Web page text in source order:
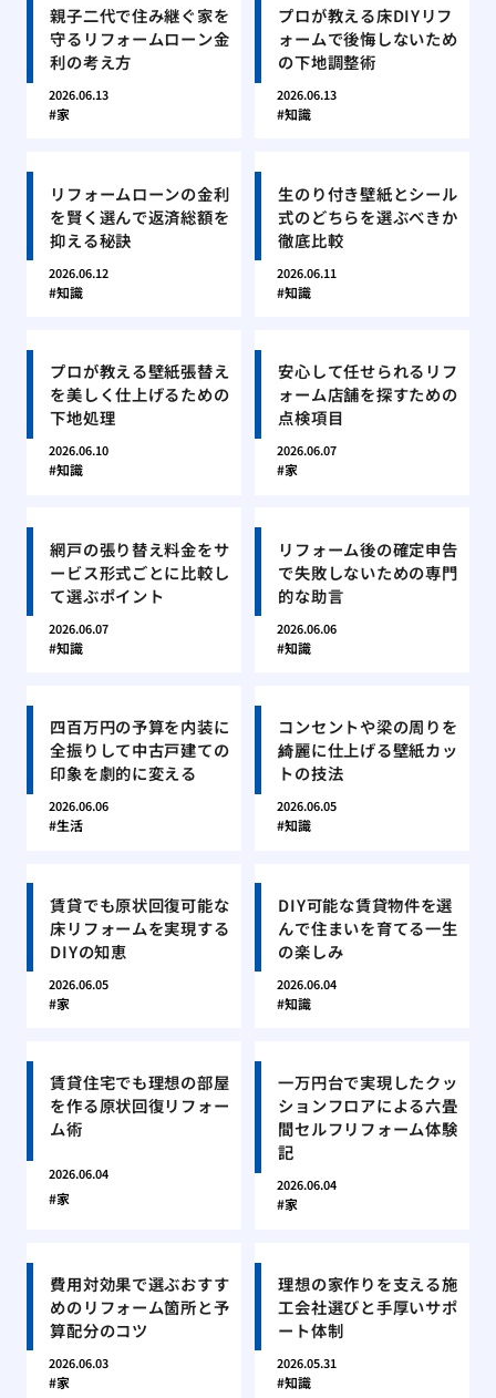
親子二代で住み継ぐ家を
守るリフォームローン金
利の考え方
2026.06.13
家
プロが教える床DIYリフ
ォームで後悔しないため
の下地調整術
2026.06.13
知識
リフォームローンの金利
を賢く選んで返済総額を
抑える秘訣
2026.06.12
知識
生のり付き壁紙とシール
式のどちらを選ぶべきか
徹底比較
2026.06.11
知識
プロが教える壁紙張替え
を美しく仕上げるための
下地処理
2026.06.10
知識
安心して任せられるリフ
ォーム店舗を探すための
点検項目
2026.06.07
家
網戸の張り替え料金をサ
ービス形式ごとに比較し
て選ぶポイント
2026.06.07
知識
リフォーム後の確定申告
で失敗しないための専門
的な助言
2026.06.06
知識
四百万円の予算を内装に
全振りして中古戸建ての
印象を劇的に変える
2026.06.06
生活
コンセントや梁の周りを
綺麗に仕上げる壁紙カッ
トの技法
2026.06.05
知識
賃貸でも原状回復可能な
床リフォームを実現する
DIYの知恵
2026.06.05
家
DIY可能な賃貸物件を選
んで住まいを育てる一生
の楽しみ
2026.06.04
知識
賃貸住宅でも理想の部屋
を作る原状回復リフォー
ム術
2026.06.04
家
一万円台で実現したクッ
ションフロアによる六畳
間セルフリフォーム体験
記
2026.06.04
家
費用対効果で選ぶおすす
めのリフォーム箇所と予
算配分のコツ
2026.06.03
家
理想の家作りを支える施
工会社選びと手厚いサポ
ート体制
2026.05.31
知識